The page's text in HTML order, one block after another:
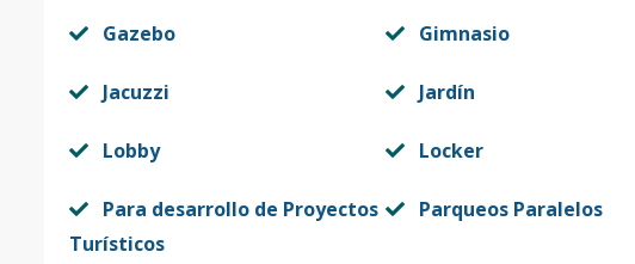
Gazebo Gimnasio
Jacuzzi Jardín
Lobby Locker
Para desarrollo de Proyectos
Turísticos
Parqueos Paralelos